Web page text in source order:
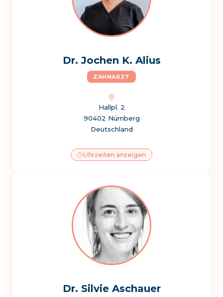
Dr. Jochen K. Alius
ZAHNARZT
Hallpl. 2
90402 Nürnberg
Deutschland
Uhrzeiten anzeigen
Dr. Silvie Aschauer